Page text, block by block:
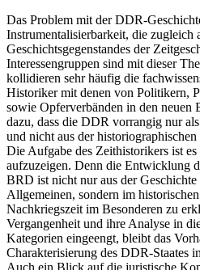
Das Problem mit der DDR-
Instrumentalisierbarkeit, die zugleich
Geschichtsgegenstandes der
Interessengruppen sind mit dieser
kollidieren sehr häufig die
Historiker mit denen von Politikern,
sowie Opferverbänden in den neuen
dazu, dass die DDR vorrangig nur
und nicht aus der
Die Aufgabe des Zeithistorikers ist es
aufzuzeigen. Denn die Entwicklung
BRD ist nicht nur aus der Geschichte
Allgemeinen, sondern im
Nachkriegszeit im Besonderen zu
Vergangenheit und ihre Analyse in
Kategorien eingeengt, bleibt das
Charakterisierung des DDR-Staates
Auch ein Blick auf die juristische